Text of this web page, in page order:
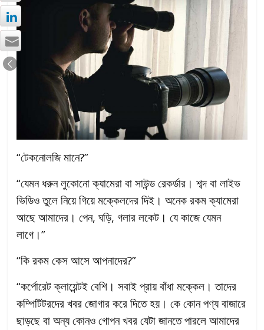
“টেকনোলজি মানে?”
“যেমন ধরুন লুকোনো ক্যামেরা বা সাউন্ড রেকর্ডার। শব্দ বা লাইভ
ভিডিও তুলে নিয়ে গিয়ে মক্কেলদের দিই। অনেক রকম ক্যামেরা
আছে আমাদের। পেন, ঘড়ি, গলার লকেট। যে কাজে যেমন
লাগে।”
“কি রকম কেস আসে আপনাদের?”
“কর্পোরেট ক্লায়েন্টই বেশি। সবাই প্রায় বাঁধা মক্কেল। তাদের
কম্পিটিটরদের খবর জোগার করে দিতে হয়। কে কোন পণ্য বাজারে
ছাড়ছে বা অন্য কোনও গোপন খবর যেটা জানতে পারলে আমাদের